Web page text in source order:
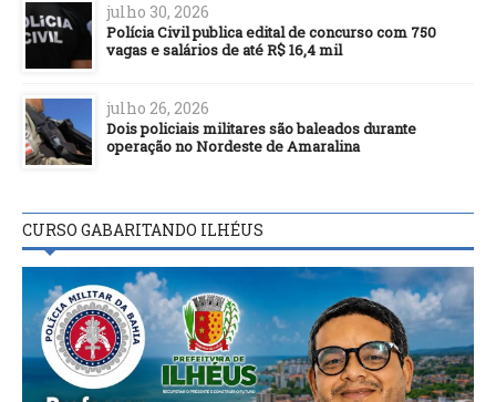
julho 30, 2026
Polícia Civil publica edital de concurso com 750
vagas e salários de até R$ 16,4 mil
julho 26, 2026
Dois policiais militares são baleados durante
operação no Nordeste de Amaralina
CURSO GABARITANDO ILHÉUS